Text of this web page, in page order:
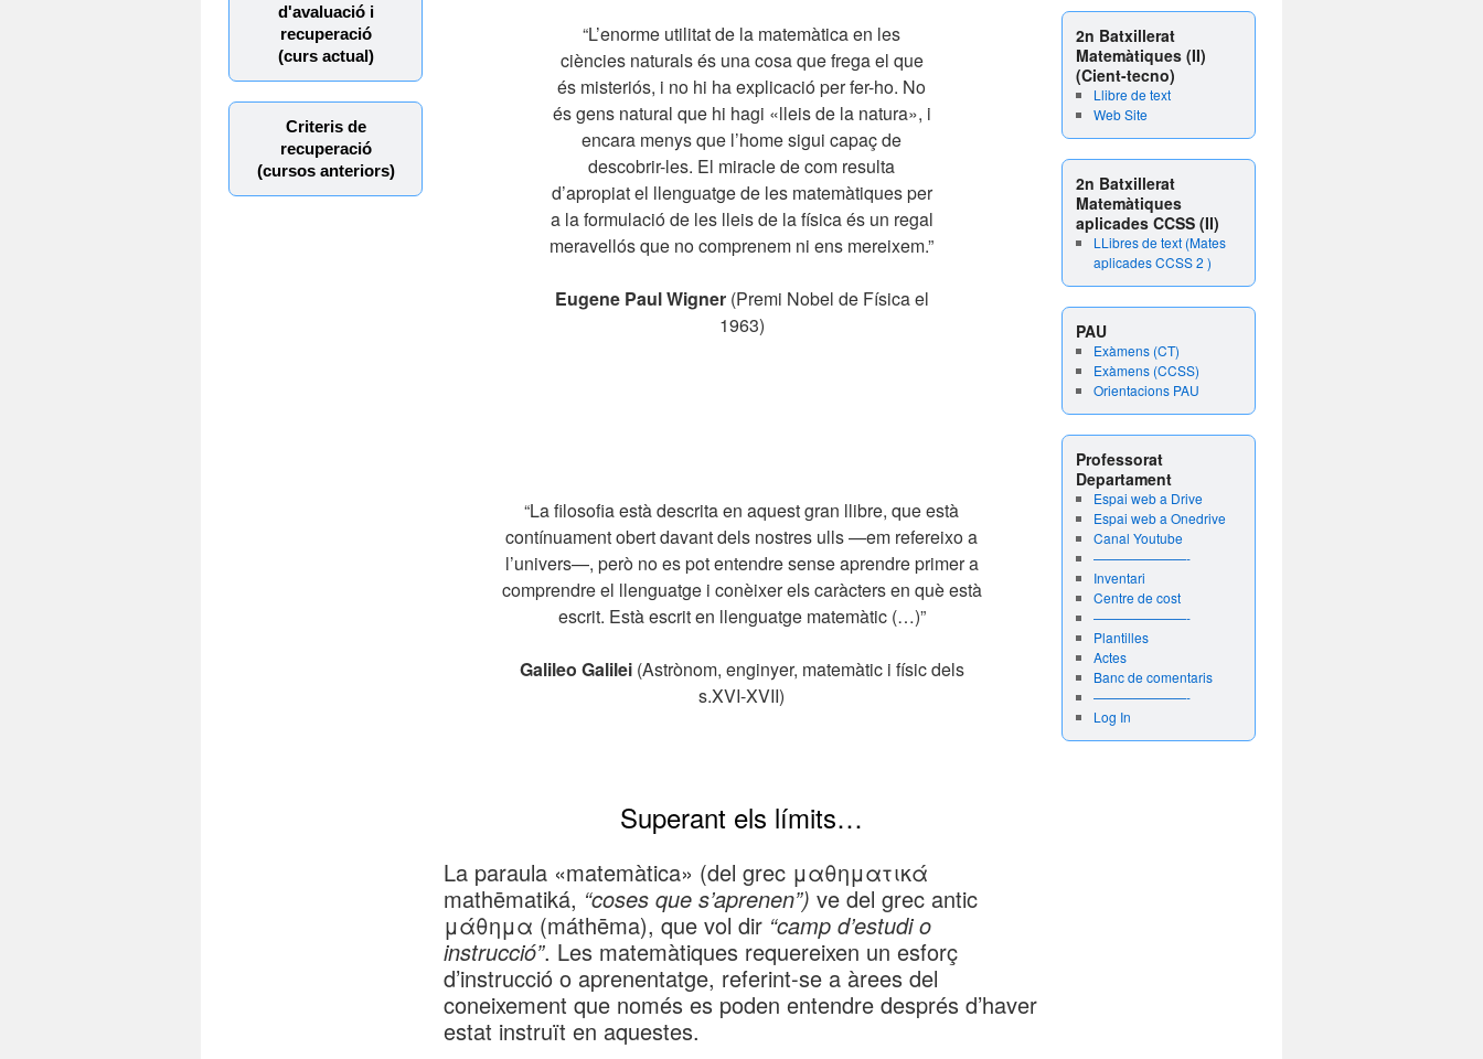
d'avaluació i
recuperació
(curs actual)
Criteris de
recuperació
(cursos anteriors)
2n Batxillerat
Matemàtiques (II)
(Cient-tecno)
Llibre de text
Web Site
2n Batxillerat
Matemàtiques
aplicades CCSS (II)
LLibres de text (Mates
aplicades CCSS 2 )
PAU
Exàmens (CT)
Exàmens (CCSS)
Orientacions PAU
Professorat
Departament
Espai web a Drive
Espai web a Onedrive
Canal Youtube
———————-
Inventari
Centre de cost
———————-
Plantilles
Actes
Banc de comentaris
———————-
Log In
“L’enorme utilitat de la matemàtica en les
ciències naturals és una cosa que frega el que
és misteriós, i no hi ha explicació per fer-ho. No
és gens natural que hi hagi «lleis de la natura», i
encara menys que l’home sigui capaç de
descobrir-les. El miracle de com resulta
d’apropiat el llenguatge de les matemàtiques per
a la formulació de les lleis de la física és un regal
meravellós que no comprenem ni ens mereixem.”
Eugene Paul Wigner(Premi Nobel de Física el
1963)
“La filosofia està descrita en aquest gran llibre, que està
contínuament obert davant dels nostres ulls —em refereixo a
l’univers—, però no es pot entendre sense aprendre primer a
comprendre el llenguatge i conèixer els caràcters en què està
escrit. Està escrit en llenguatge matemàtic (…)”
Galileo Galilei(Astrònom, enginyer, matemàtic i físic dels
s.XVI-XVII)
Superant els límits…
La paraula «matemàtica» (del grec μαθηματικά
mathēmatiká, “coses que s’aprenen”) ve del grec antic
μάθημα (máthēma), que vol dir “camp d’estudi o
instrucció”. Les matemàtiques requereixen un esforç
d’instrucció o aprenentatge, referint-se a àrees del
coneixement que només es poden entendre després d’haver
estat instruït en aquestes.